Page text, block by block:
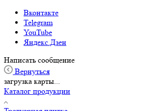
Вконтакте
Telegram
YouTube
Яндекс.Дзен
Написать сообщение
Вернуться
загрузка карты...
Каталог продукции